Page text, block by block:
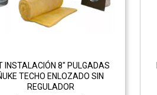
INSTALACIÓN 8" PULGADAS
TECHO ENLOZADO SIN
REGULADOR